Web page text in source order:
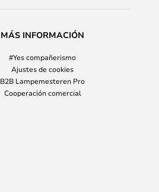
MÁS INFORMACIÓN
#Yes compañerismo
Ajustes de cookies
B2B Lampemesteren Pro
Cooperación comercial